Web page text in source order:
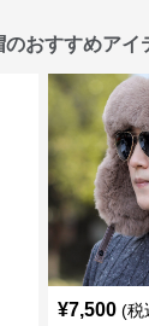
のおすすめアイ
¥7,500 (税